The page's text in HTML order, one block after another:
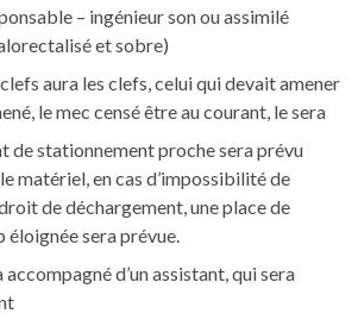
– ingénieur son ou assimilé
et sobre)
aura les clefs, celui qui devait amener
le mec censé être au courant, le sera
de stationnement proche sera prévu
matériel, en cas d’impossibilité de
de déchargement, une place de
sera prévue.
accompagné d’un assistant, qui sera